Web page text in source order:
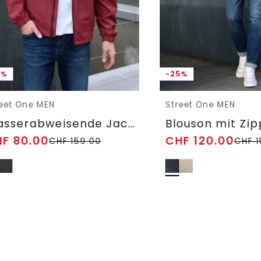
One MEN
Wasserabweisende Jacke
80.00CHF159.00
-25%
Street One MEN
CHF 120.00CHF